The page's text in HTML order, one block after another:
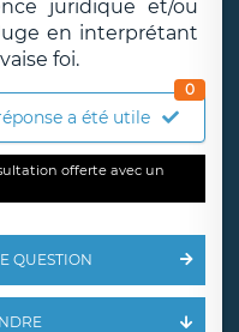
juridique et/ou
en interprétant
foi.
a été utile
0
offerte avec un
QUESTION